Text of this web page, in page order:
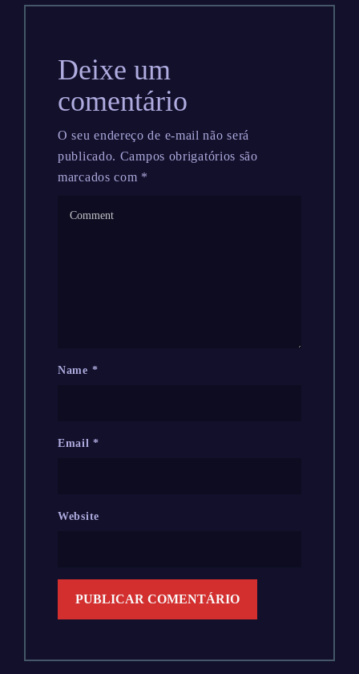
Deixe um
comentário
O seu endereço de e-mail não será
publicado. Campos obrigatórios são
marcados com *
Name *
Email*
Website